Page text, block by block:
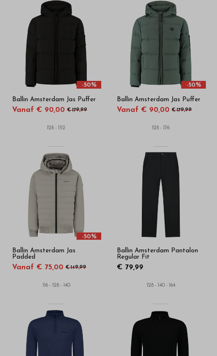
-50%
Ballin Amsterdam Jas Puffer
Vanaf € 90,00 € 179,99
128 - 152
-50%
Ballin Amsterdam Jas Puffer
Vanaf € 90,00 € 179,99
128 - 176
-50%
Ballin Amsterdam Jas
Padded
Vanaf € 75,00 € 149,99
116 - 128 - 140
Ballin Amsterdam Pantalon
Regular Fit
€ 79,99
128 - 140 - 164